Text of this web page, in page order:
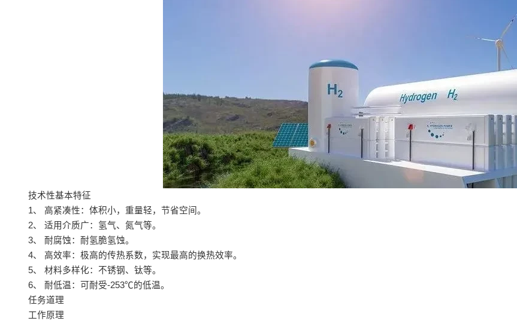
技术性基本特征
1、 高紧凑性：体积小，重量轻，节省空间。
2、 适用介质广：氢气、氮气等。
3、 耐腐蚀：耐氢脆氢蚀。
4、 高效率：极高的传热系数，实现最高的换热效率。
5、 材料多样化：不锈钢、钛等。
6、 耐低温：可耐受-253℃的低温。
任务道理
工作原理